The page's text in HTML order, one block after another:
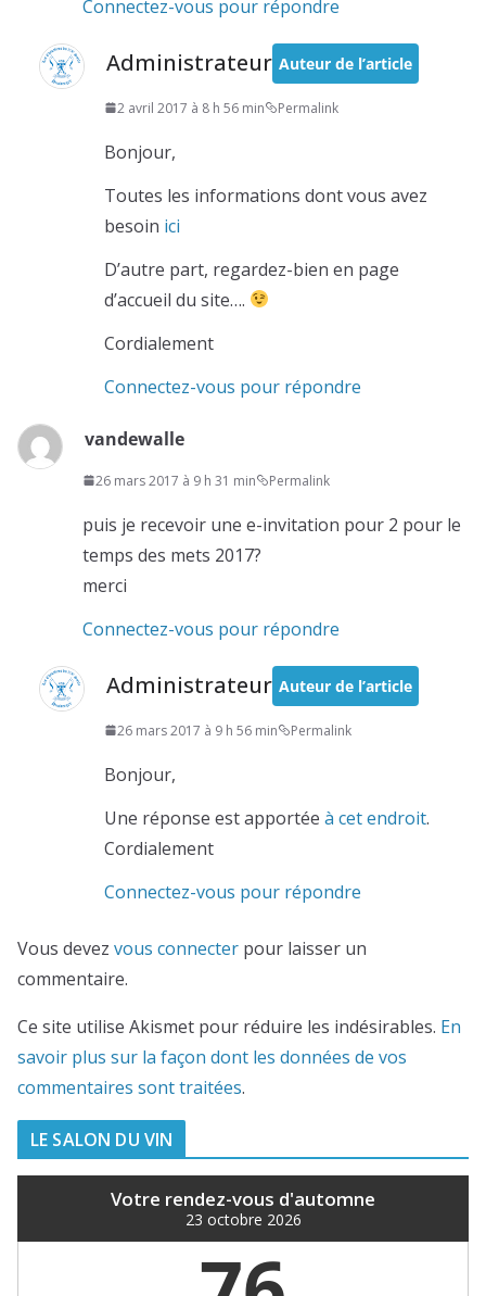
Connectez-vous pour répondre
Administrateur Auteur de l’article
2 avril 2017 à 8 h 56 min Permalink
Bonjour,
Toutes les informations dont vous avez
besoin ici
D’autre part, regardez-bien en page
d’accueil du site….
Cordialement
Connectez-vous pour répondre
vandewalle
26 mars 2017 à 9 h 31 min Permalink
puis je recevoir une e-invitation pour 2 pour le
temps des mets 2017?
merci
Connectez-vous pour répondre
Administrateur Auteur de l’article
26 mars 2017 à 9 h 56 min Permalink
Bonjour,
Une réponse est apportée à cet endroit.
Cordialement
Connectez-vous pour répondre
Vous devez vous connecter pour laisser un
commentaire.
Ce site utilise Akismet pour réduire les indésirables. En
savoir plus sur la façon dont les données de vos
commentaires sont traitées.
LE SALON DU VIN
Votre rendez-vous d'automne
23 octobre 2026